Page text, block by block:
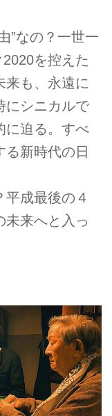
”なの？一世一
を控えた
来も、永遠に
にシニカルで
に迫る。すべ
新時代の日
成最後の４
未来へと入っ